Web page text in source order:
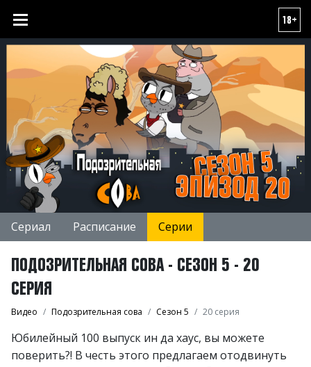
18+
Сериал Расписание Серии
ПОДОЗРИТЕЛЬНАЯ СОВА - СЕЗОН 5 - 20
СЕРИЯ
Видео Подозрительная сова Сезон 5 20 серия
Юбилейный 100 выпуск ин да хаус, вы можете
поверить?! В честь этого предлагаем отодвинуть